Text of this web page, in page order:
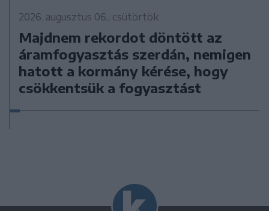
2026. augusztus 06., csütörtök
Majdnem rekordot döntött az
áramfogyasztás szerdán, nemigen
hatott a kormány kérése, hogy
csökkentsük a fogyasztást